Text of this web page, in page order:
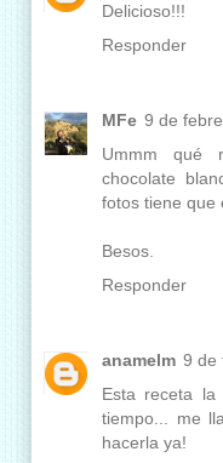
Delicioso!!!
Responder
MFe 9 de
Ummm qué
chocolate
fotos tiene que
Besos.
Responder
anamelm 9 de
Esta receta la
tiempo... me
hacerla ya!